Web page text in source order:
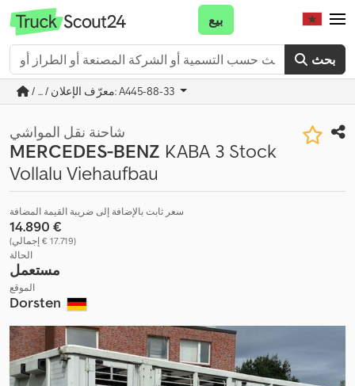
بحث
بيع
/ ... / معرّف الإعلان: A445-88-33
شاحنة نقل المواشي
MERCEDES-BENZ KABA 3 Stock
Vollalu Viehaufbau
سعر ثابت بالإضافة إلى ضريبة القيمة المضافة
‏14.890 €
(‏17.719 € إجمالي)
الحالة
مستعمل
الموقع
Dorsten